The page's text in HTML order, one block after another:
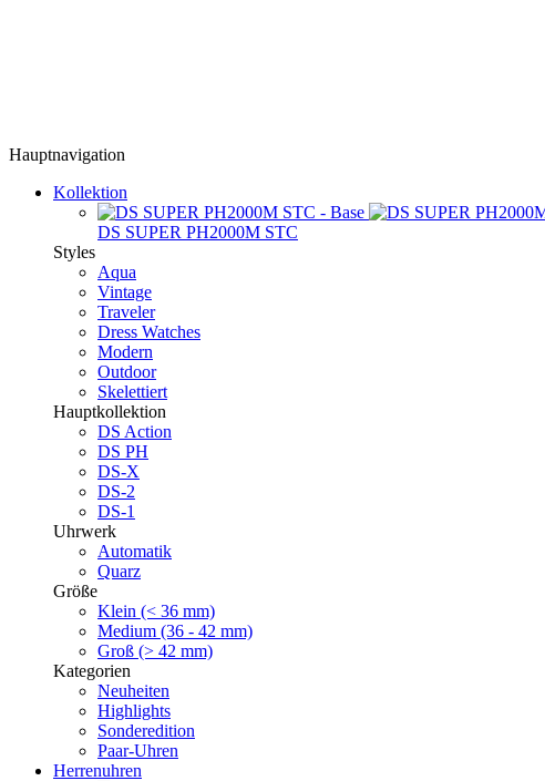
Hauptnavigation
Kollektion
DS SUPER PH2000M STC
Styles
Aqua
Vintage
Traveler
Dress Watches
Modern
Outdoor
Skelettiert
Hauptkollektion
DS Action
DS PH
DS-X
DS-2
DS-1
Uhrwerk
Automatik
Quarz
Größe
Klein (< 36 mm)
Medium (36 - 42 mm)
Groß (> 42 mm)
Kategorien
Neuheiten
Highlights
Sonderedition
Paar-Uhren
Herrenuhren